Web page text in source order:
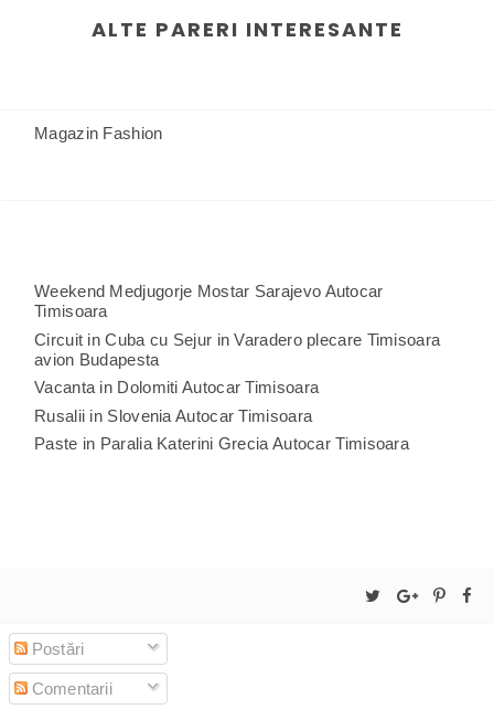
ALTE PARERI INTERESANTE
Magazin Fashion
Weekend Medjugorje Mostar Sarajevo Autocar
Timisoara
Circuit in Cuba cu Sejur in Varadero plecare Timisoara
avion Budapesta
Vacanta in Dolomiti Autocar Timisoara
Rusalii in Slovenia Autocar Timisoara
Paste in Paralia Katerini Grecia Autocar Timisoara
Postări
Comentarii